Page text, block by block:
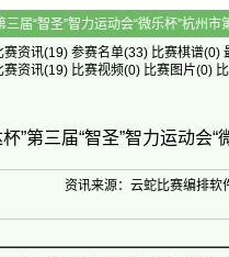
三届“智圣”智力运动会“微乐杯”杭
赛资讯(19) 参赛名单(33) 比赛棋谱(0)
赛资讯(19) 比赛视频(0) 比赛图片(0)
”第三届“智圣”智力运动
资讯来源：云蛇比赛编排软